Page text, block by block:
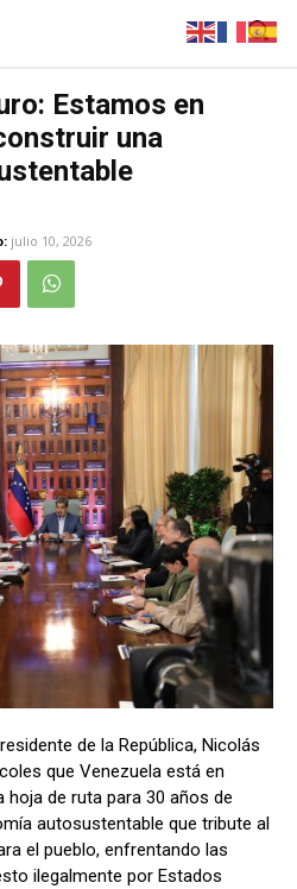
Estamos en
una
julio 10, 2026
de la República, Nicolás
que Venezuela está en
de ruta para 30 años de
autosustentable que tribute al
el pueblo, enfrentando las
ilegalmente por Estados